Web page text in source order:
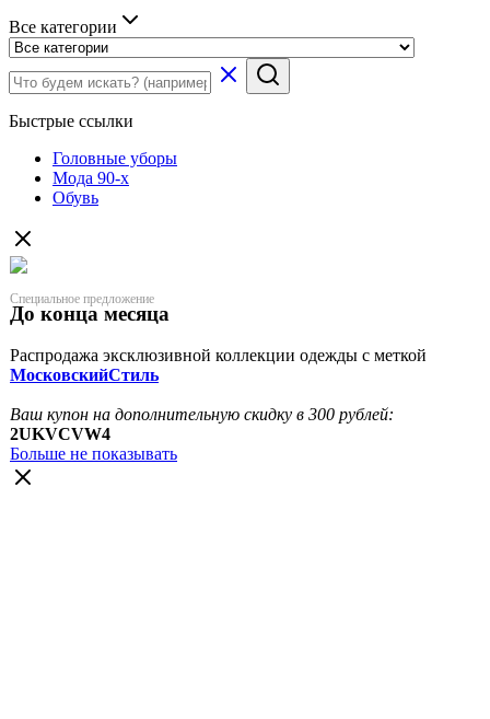
Все категории
Быстрые ссылки
Головные уборы
Мода 90-х
Обувь
Специальное предложение
До конца месяца
Распродажа эксклюзивной коллекции одежды с меткой
МосковскийСтиль
Ваш купон на дополнительную скидку в 300 рублей:
2UKVCVW4
Больше не показывать